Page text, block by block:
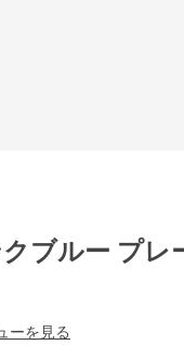
ブルー プレ
ーを見る